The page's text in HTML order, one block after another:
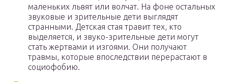
маленьких львят или волчат. На фоне остальных
звуковые и зрительные дети выглядят
странными. Детская стая травит тех, кто
выделяется, и звуко-зрительные дети могут
стать жертвами и изгоями. Они получают
травмы, которые впоследствии перерастают в
социофобию.